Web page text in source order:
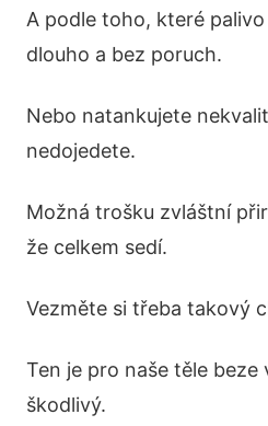
A podle toho, které
dlouho a bez poruch.
Nebo natankujete
nedojedete.
Možná trošku zvláštní
že celkem sedí.
Vezměte si třeba takový
Ten je pro naše těle beze
škodlivý.